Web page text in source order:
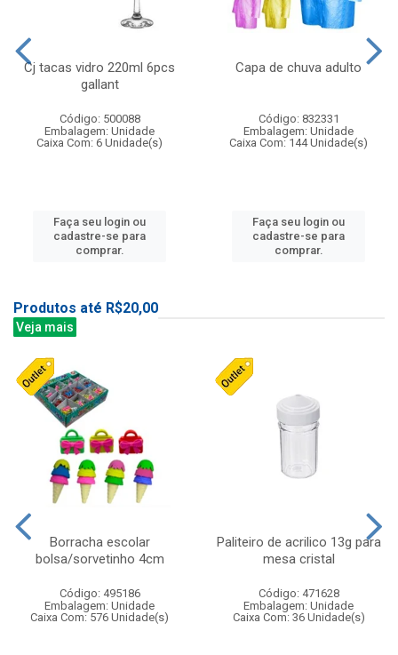
Cj tacas vidro 220ml 6pcs
gallant
Código: 500088
Embalagem: Unidade
Caixa Com: 6 Unidade(s)
Faça seu login ou
cadastre-se para
comprar.
Capa de chuva adulto
Código: 832331
Embalagem: Unidade
Caixa Com: 144 Unidade(s)
Faça seu login ou
cadastre-se para
comprar.
Produtos até R$20,00
Veja mais
Borracha escolar
bolsa/sorvetinho 4cm
Código: 495186
Embalagem: Unidade
Caixa Com: 576 Unidade(s)
Paliteiro de acrilico 13g para
mesa cristal
Código: 471628
Embalagem: Unidade
Caixa Com: 36 Unidade(s)